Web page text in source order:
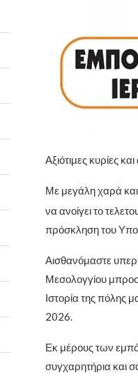
Αξιότιμες κυρίες και
Με μεγάλη χαρά και
να ανοίγει το
πρόσκληση του
Αισθανόμαστε
Μεσολογγίου
Ιστορία της πόλης
2026.
Εκ μέρους των
συγχαρητήρια και